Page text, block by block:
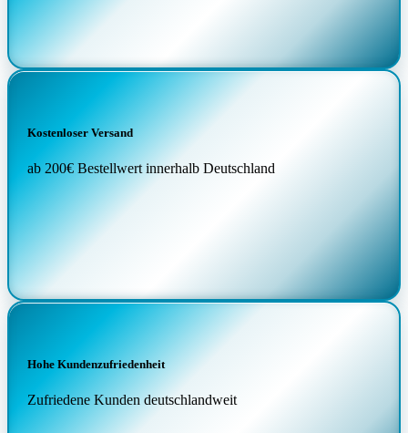
Kostenloser Versand
ab 200€ Bestellwert innerhalb Deutschland
Hohe Kundenzufriedenheit
Zufriedene Kunden deutschlandweit